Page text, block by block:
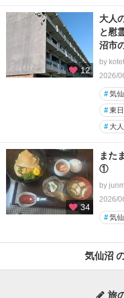
12
大人
と慰
沼市
by
2026/
#気
#東
# 大
34
また
①
by
2026/
#気
気仙沼
旅